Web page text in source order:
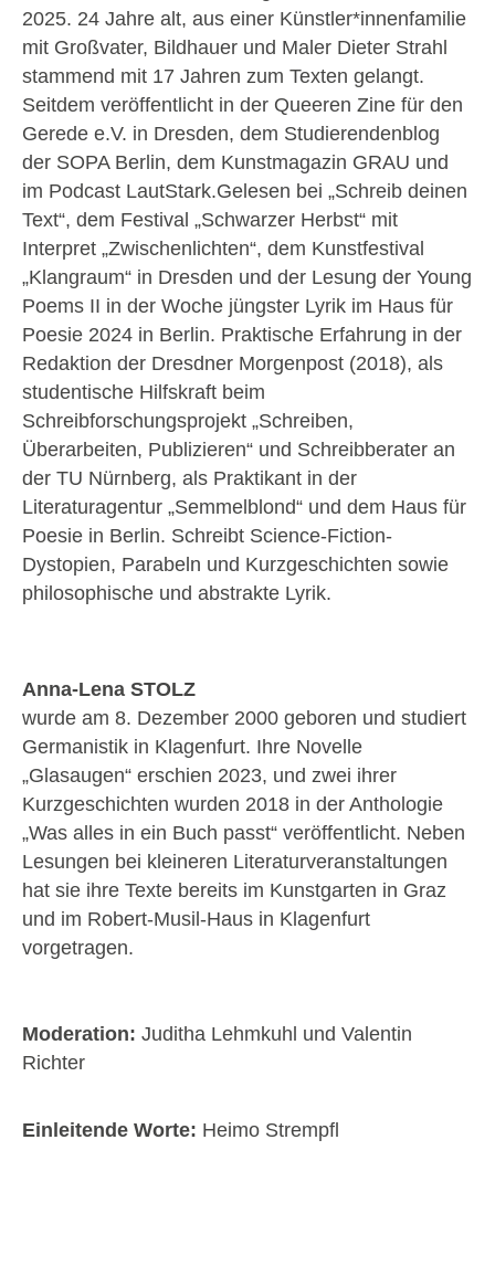
2025. 24 Jahre alt, aus einer Künstler*innenfamilie
mit Großvater, Bildhauer und Maler Dieter Strahl
stammend mit 17 Jahren zum Texten gelangt.
Seitdem veröffentlicht in der Queeren Zine für den
Gerede e.V. in Dresden, dem Studierendenblog
der SOPA Berlin, dem Kunstmagazin GRAU und
im Podcast LautStark.Gelesen bei „Schreib deinen
Text“, dem Festival „Schwarzer Herbst“ mit
Interpret „Zwischenlichten“, dem Kunstfestival
„Klangraum“ in Dresden und der Lesung der Young
Poems II in der Woche jüngster Lyrik im Haus für
Poesie 2024 in Berlin. Praktische Erfahrung in der
Redaktion der Dresdner Morgenpost (2018), als
studentische Hilfskraft beim
Schreibforschungsprojekt „Schreiben,
Überarbeiten, Publizieren“ und Schreibberater an
der TU Nürnberg, als Praktikant in der
Literaturagentur „Semmelblond“ und dem Haus für
Poesie in Berlin. Schreibt Science-Fiction-
Dystopien, Parabeln und Kurzgeschichten sowie
philosophische und abstrakte Lyrik.
Anna-Lena STOLZ
wurde am 8. Dezember 2000 geboren und studiert
Germanistik in Klagenfurt. Ihre Novelle
„Glasaugen“ erschien 2023, und zwei ihrer
Kurzgeschichten wurden 2018 in der Anthologie
„Was alles in ein Buch passt“ veröffentlicht. Neben
Lesungen bei kleineren Literaturveranstaltungen
hat sie ihre Texte bereits im Kunstgarten in Graz
und im Robert-Musil-Haus in Klagenfurt
vorgetragen.
Moderation: Juditha Lehmkuhl und Valentin
Richter
Einleitende Worte: Heimo Strempfl